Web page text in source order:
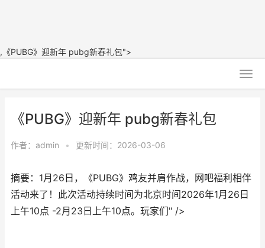
,《PUBG》迎新年 pubg新春礼包">
《PUBG》迎新年 pubg新春礼包
作者： admin • 更新时间：2026-03-06
摘要：1月26日，《PUBG》鸡友并肩作战，网吧福利相伴
活动来了！此次活动持续时间为北京时间2026年1月26日
上午10点 -2月23日上午10点。玩家们" />